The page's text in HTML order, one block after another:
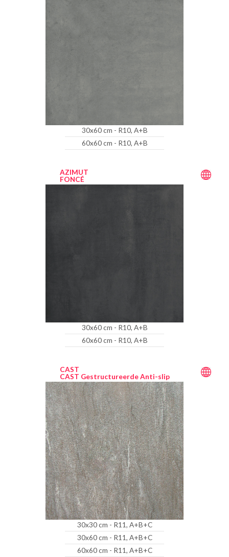
30x60 cm - R10, A+B
60x60 cm - R10, A+B
AZIMUT
FONCÉ
30x60 cm - R10, A+B
60x60 cm - R10, A+B
CAST
CAST Gestructureerde Anti-slip
30x30 cm - R11, A+B+C
30x60 cm - R11, A+B+C
60x60 cm - R11, A+B+C